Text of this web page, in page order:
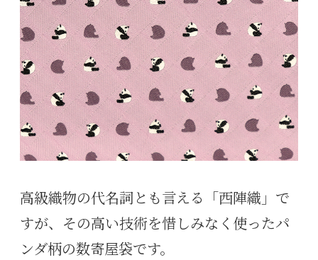
高級織物の代名詞とも言える「西陣織」で
すが、その高い技術を惜しみなく使ったパ
ンダ柄の数寄屋袋です。